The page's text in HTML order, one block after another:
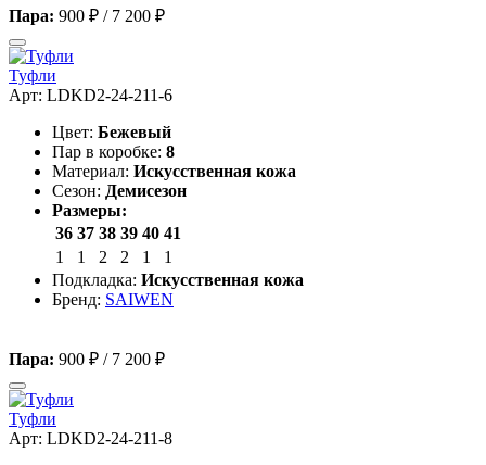
Пара: 900 ₽ / 7 200 ₽
Туфли
Арт: LDKD2-24-211-6
Цвет: Бежевый
Пар в коробке: 8
Материал: Искусственная кожа
Сезон: Демисезон
Размеры:
36 37 38 39 40 41
1
1 2 2 1
1
Подкладка: Искусственная кожа
Бренд: SAIWEN
Пара: 900 ₽ / 7 200 ₽
Туфли
Арт: LDKD2-24-211-8